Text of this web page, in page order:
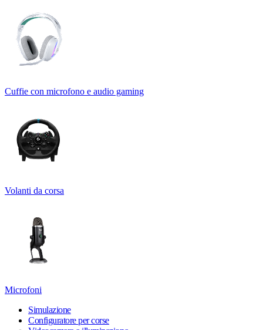
Cuffie con microfono e audio gaming
Volanti da corsa
Microfoni
Simulazione
Configuratore per corse